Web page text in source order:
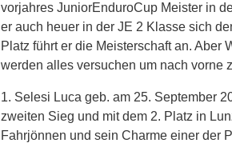
vorjahres JuniorEnduroCup Meister in
er auch heuer in der JE 2 Klasse sich
Platz führt er die Meisterschaft an. Aber
werden alles versuchen um nach vorne
1. Selesi Luca geb. am 25. September
zweiten Sieg und mit dem 2. Platz in
Fahrjönnen und sein Charme einer der